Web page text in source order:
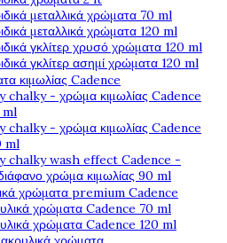
μεταλλικά χρώματα 70 ml
μεταλλικά χρώματα 120 ml
γκλίτερ χρυσό χρώματα 120 ml
γκλίτερ ασημί χρώματα 120 ml
κιμωλίας Cadence
chalky - χρώμα κιμωλίας Cadence
ml
chalky - χρώμα κιμωλίας Cadence
ml
chalky wash effect Cadence -
χρώμα κιμωλίας 90 ml
χρώματα premium Cadence
χρώματα Cadence 70 ml
χρώματα Cadence 120 ml